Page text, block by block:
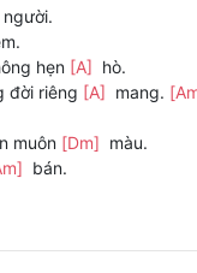
người.
hẹn [A] hò.
đời riêng [A] mang.
muôn [Dm] màu.
bán.